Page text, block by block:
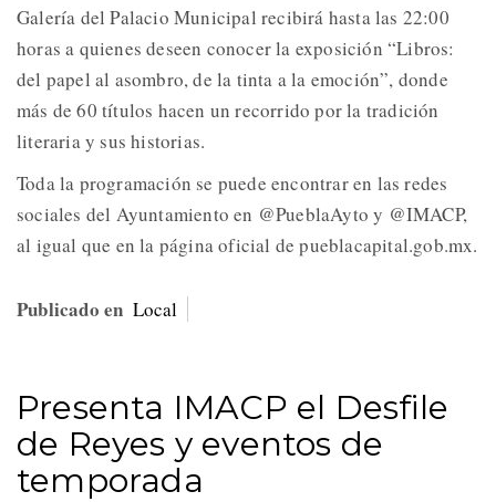
Galería del Palacio Municipal recibirá hasta las 22:00
horas a quienes deseen conocer la exposición “Libros:
del papel al asombro, de la tinta a la emoción”, donde
más de 60 títulos hacen un recorrido por la tradición
literaria y sus historias.
Toda la programación se puede encontrar en las redes
sociales del Ayuntamiento en @PueblaAyto y @IMACP,
al igual que en la página oficial de pueblacapital.gob.mx.
Publicado en Local
Presenta IMACP el Desfile
de Reyes y eventos de
temporada